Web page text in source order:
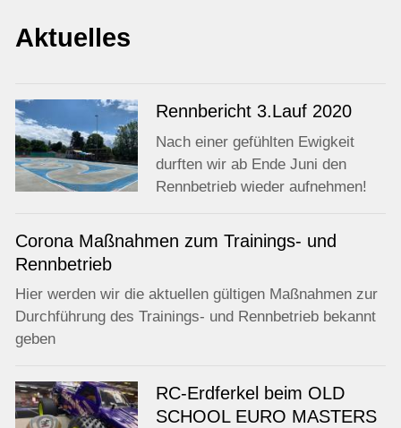
Aktuelles
Rennbericht 3.Lauf 2020
Nach einer gefühlten Ewigkeit
durften wir ab Ende Juni den
Rennbetrieb wieder aufnehmen!
Corona Maßnahmen zum Trainings- und
Rennbetrieb
Hier werden wir die aktuellen gültigen Maßnahmen zur
Durchführung des Trainings- und Rennbetrieb bekannt
geben
RC-Erdferkel beim OLD
SCHOOL EURO MASTERS